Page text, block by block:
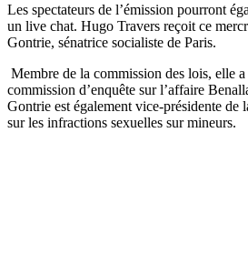
Les spectateurs de l’émission pourront
un live chat. Hugo Travers reçoit ce
Gontrie, sénatrice socialiste de Paris.
Membre de la commission des lois, elle
commission d’enquête sur l’affaire
Gontrie est également vice-présidente de
sur les infractions sexuelles sur mineurs.